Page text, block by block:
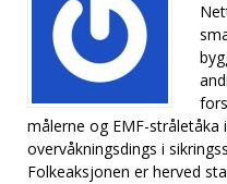
målerne og EMF-stråletåka
overvåkningsdings i
Folkeaksjonen er herved